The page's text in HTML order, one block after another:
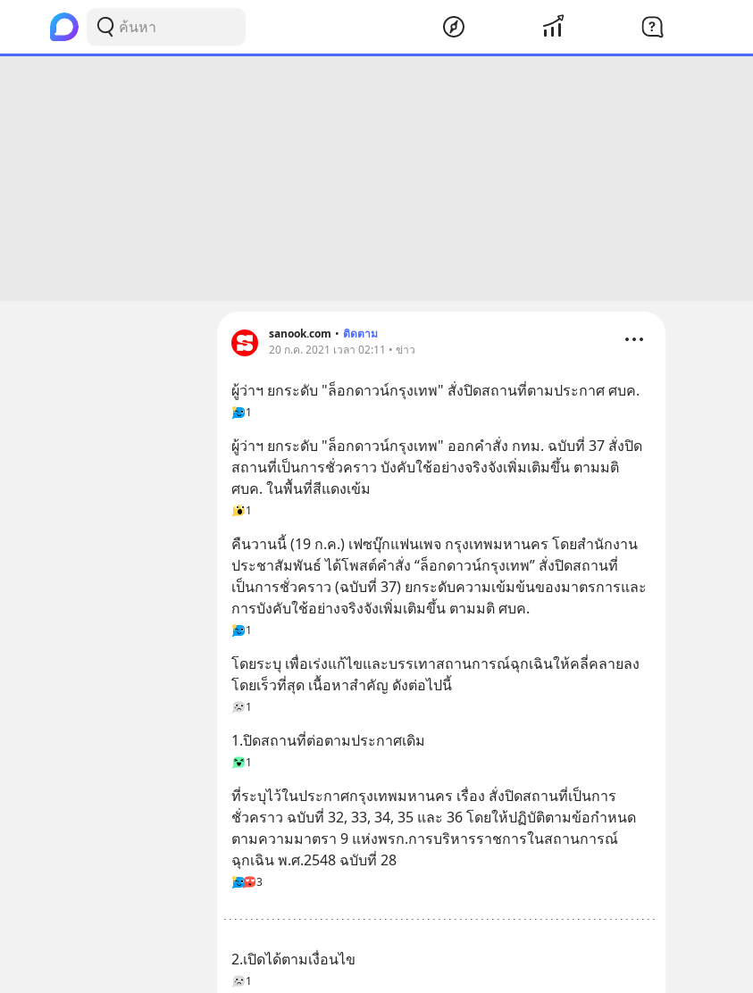
sanook.com • ติดตาม
20 ก.ค. 2021 เวลา 02:11 • ข่าว
ผู้ว่าฯ ยกระดับ "ล็อกดาวน์กรุงเทพ" สั่งปิดสถานที่ตามประกาศ ศบค.
1
ผู้ว่าฯ ยกระดับ "ล็อกดาวน์กรุงเทพ" ออกคำสั่ง กทม. ฉบับที่ 37 สั่งปิด
สถานที่เป็นการชั่วคราว บังคับใช้อย่างจริงจังเพิ่มเติมขึ้น ตามมติ
ศบค. ในพื้นที่สีแดงเข้ม
1
คืนวานนี้ (19 ก.ค.) เฟซบุ๊กแฟนเพจ กรุงเทพมหานคร โดยสำนักงาน
ประชาสัมพันธ์ ได้โพสต์คำสั่ง “ล็อกดาวน์กรุงเทพ” สั่งปิดสถานที่
เป็นการชั่วคราว (ฉบับที่ 37) ยกระดับความเข้มข้นของมาตรการและ
การบังคับใช้อย่างจริงจังเพิ่มเติมขึ้น ตามมติ ศบค.
1
โดยระบุ เพื่อเร่งแก้ไขและบรรเทาสถานการณ์ฉุกเฉินให้คลี่คลายลง
โดยเร็วที่สุด เนื้อหาสำคัญ ดังต่อไปนี้
1
1.ปิดสถานที่ต่อตามประกาศเดิม
1
ที่ระบุไว้ในประกาศกรุงเทพมหานคร เรื่อง สั่งปิดสถานที่เป็นการ
ชั่วคราว ฉบับที่ 32, 33, 34, 35 และ 36 โดยให้ปฏิบัติตามข้อกำหนด
ตามความมาตรา 9 แห่งพรก.การบริหารราชการในสถานการณ์
ฉุกเฉิน พ.ศ.2548 ฉบับที่ 28
3
2.เปิดได้ตามเงื่อนไข
1